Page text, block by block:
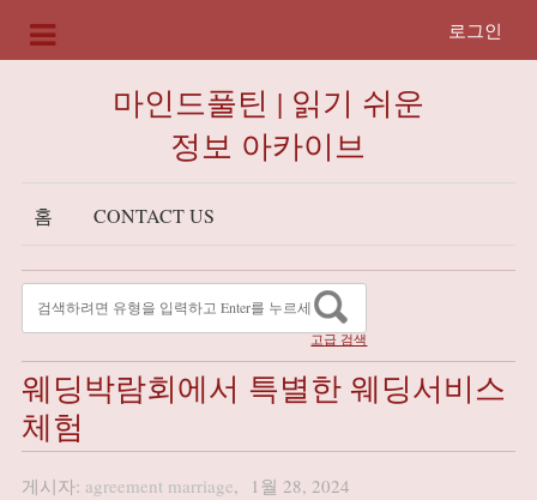
로그인
마인드풀틴 | 읽기 쉬운
정보 아카이브
홈 CONTACT US
고급 검색
웨딩박람회에서 특별한 웨딩서비스
체험
게시자: agreement marriage,
1월 28, 2024